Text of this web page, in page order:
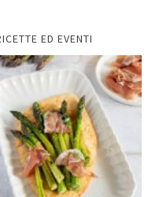
ED EVENTI